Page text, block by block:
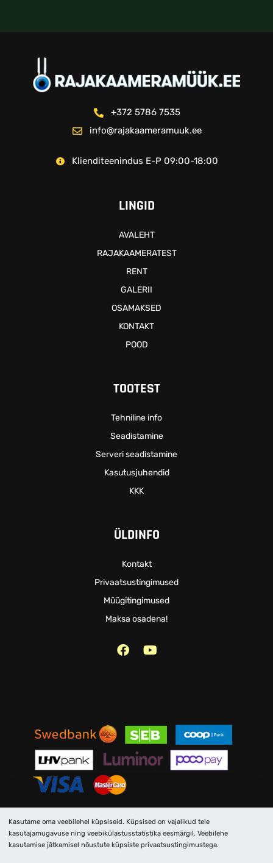
+372 5786 7535
info@rajakaameramuuk.ee
Klienditeenindus E-P 09:00-18:00
LINGID
AVALEHT
RAJAKAAMERATEST
RENT
GALERII
OSAMAKSED
KONTAKT
POOD
TOOTEST
Tehniline info
Seadistamine
Serveri seadistamine
Kasutusjuhendid
KKK
ÜLDINFO
Kontakt
Privaatsustingimused
Müügitingimused
Maksa osadena!
AVENTOR OÜ © 2026. Kõik õigused kaitstud.
Kasutame oma veebilehel küpsiseid. Küpsised on vajalikud teie
kasutajamugavuse ning veebikülastusstatistika eesmärgil. Veebilehe
kasutamise jätkamisel nõustute küpsiste privaatsustingimustega.